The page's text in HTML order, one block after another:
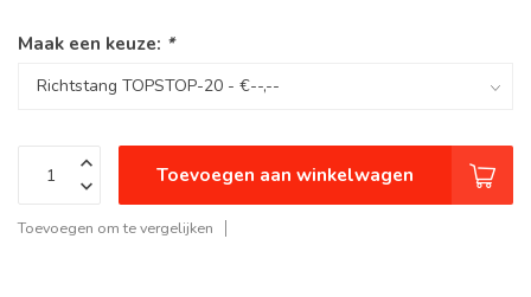
Maak een keuze: *
Toevoegen aan winkelwagen
Toevoegen om te vergelijken